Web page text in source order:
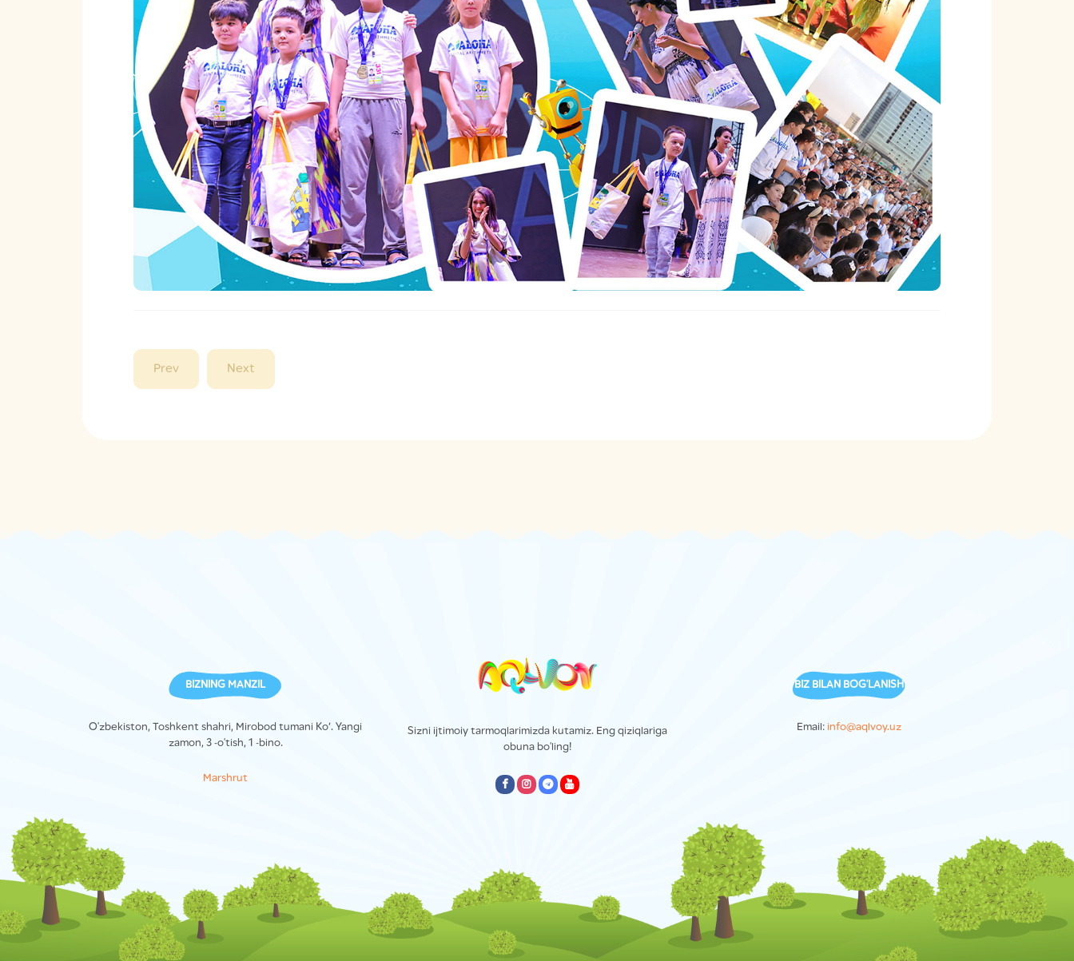
Prev Next
BIZNING MANZIL
O'zbekiston, Toshkent shahri, Mirobod tumani Ko’. Yangi
zamon, 3 -o'tish, 1 -bino.
Marshrut
Sizni ijtimoiy tarmoqlarimizda kutamiz. Eng qiziqlariga
obuna bo'ling!
emptyemptyemptyempty
BIZ BILAN BOG'LANISH
Email: info@aqlvoy.uz